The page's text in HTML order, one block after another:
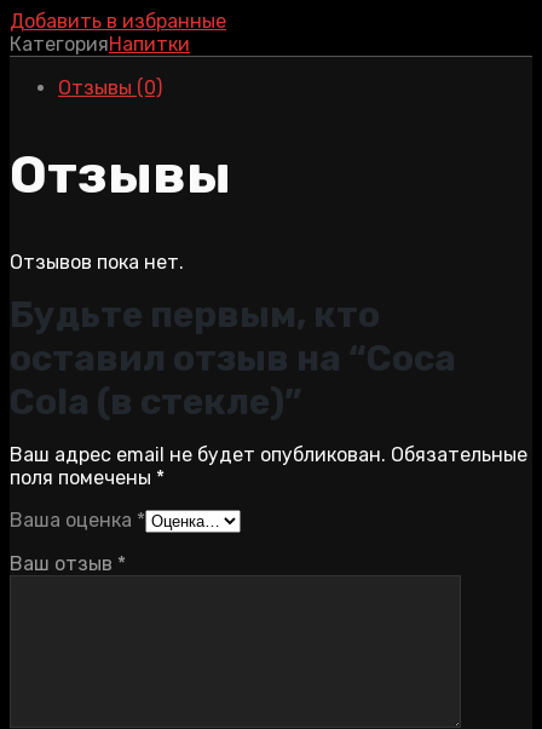
Добавить в избранные
КатегорияНапитки
Отзывы (0)
Отзывы
Отзывов пока нет.
Будьте первым, кто
оставил отзыв на “Coca
Cola (в стекле)”
Ваш адрес email не будет опубликован. Обязательные
поля помечены *
Ваша оценка *
Ваш отзыв *